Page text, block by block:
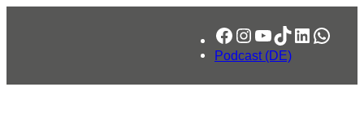
Facebook
Instagram
YouTube
TikTok
LinkedIn
Podcast (DE)